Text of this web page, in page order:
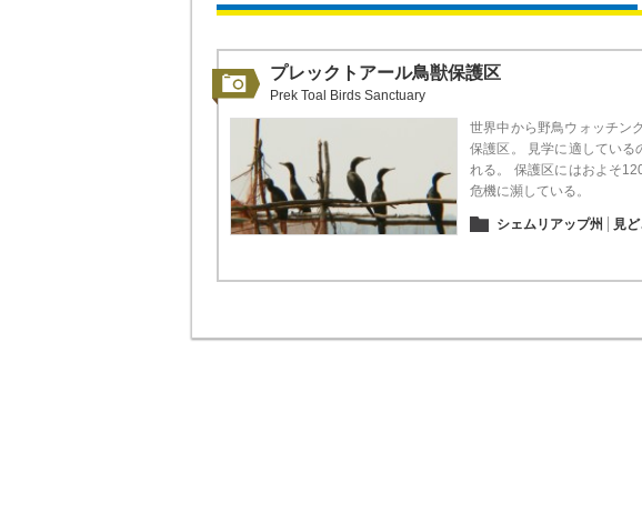
プレックトアール鳥獣保護区
Prek Toal Birds Sanctuary
世界中から野鳥ウォッチン
保護区。 見学に適している
れる。 保護区にはおよそ
危機に瀕している。
シェムリアップ州 見